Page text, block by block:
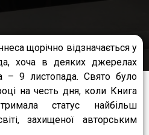
щорічно відзначається у
хоча в деяких джерелах
– 9 листопада. Свято було
на честь дня, коли Книга
статус найбільш
захищеної авторським